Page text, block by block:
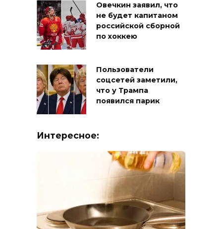
Овечкин заявил, что
не будет капитаном
российской сборной
по хоккею
Пользователи
соцсетей заметили,
что у Трампа
появился парик
Интересное: